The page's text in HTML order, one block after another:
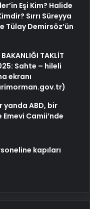
Eşi Kim? Halide
Sırrı Süreyya
Tülay Demirsöz’ün
TAKLİT
Sahte – hileli
ekranı
yanda ABD, bir
Camii’nde
kapıları